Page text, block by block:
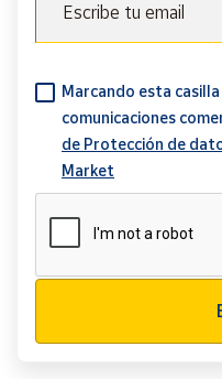
Escribe tu email
Marcando esta
comunicaciones
de Protección de
Market